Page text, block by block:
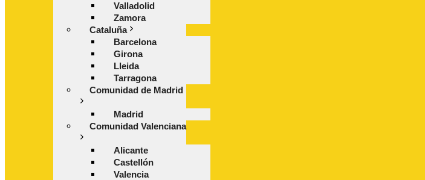
Valladolid
Zamora
Cataluña
Barcelona
Girona
Lleida
Tarragona
Comunidad de Madrid
Madrid
Comunidad Valenciana
Alicante
Castellón
Valencia